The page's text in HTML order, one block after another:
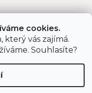
cookies.
který vás zajímá.
Souhlasíte?